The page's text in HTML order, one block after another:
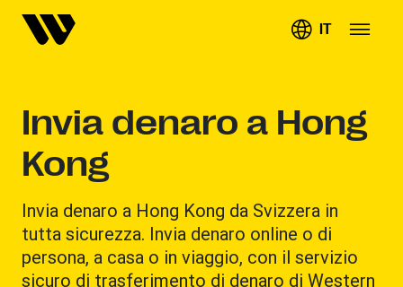
IT
Invia denaro a Hong
Kong
Invia denaro a Hong Kong da Svizzera in
tutta sicurezza. Invia denaro online o di
persona, a casa o in viaggio, con il servizio
sicuro di trasferimento di denaro di Western